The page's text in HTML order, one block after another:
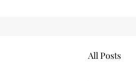
All Posts